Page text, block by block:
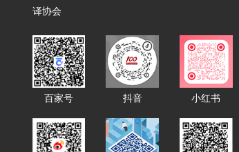
译协会
百家号 抖音 小红书